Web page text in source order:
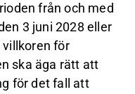
från och med
3 juni 2028 eller
för
ska äga rätt att
för det fall att